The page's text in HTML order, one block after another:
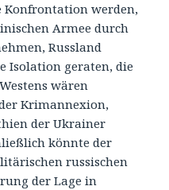
Konfrontation werden,
Armee durch
Russland
Isolation geraten, die
wären
Krimannexion,
der Ukrainer
könnte der
russischen
der Lage in